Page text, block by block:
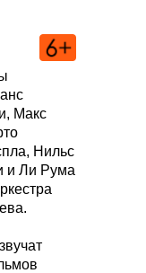
Макс
Нильс
и Ли Рума